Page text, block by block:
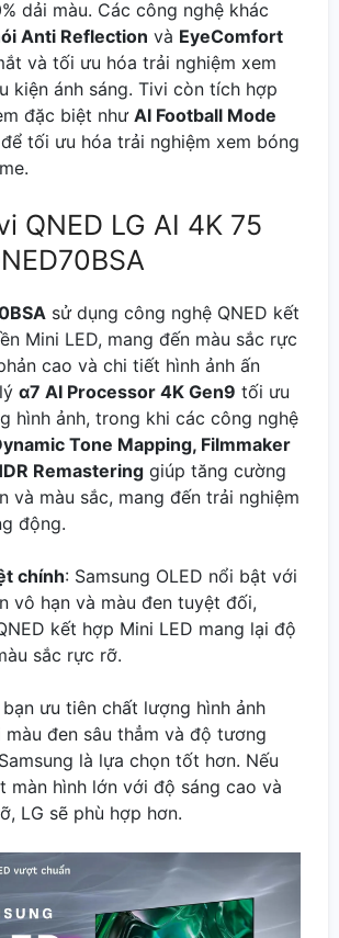
dải màu. Các công nghệ khác
Anti Reflection và EyeComfort
và tối ưu hóa trải nghiệm xem
kiện ánh sáng. Tivi còn tích hợp
đặc biệt như AI Football Mode
để tối ưu hóa trải nghiệm xem bóng
QNED LG AI 4K 75
sử dụng công nghệ QNED kết
Mini LED, mang đến màu sắc rực
cao và chi tiết hình ảnh ấn
α7 AI Processor 4K Gen9 tối ưu
hình ảnh, trong khi các công nghệ
Tone Mapping, Filmmaker
Remastering giúp tăng cường
và màu sắc, mang đến trải nghiệm
động.
chính: Samsung OLED nổi bật với
vô hạn và màu đen tuyệt đối,
kết hợp Mini LED mang lại độ
sắc rực rỡ.
bạn ưu tiên chất lượng hình ảnh
đen sâu thẳm và độ tương
là lựa chọn tốt hơn. Nếu
màn hình lớn với độ sáng cao và
LG sẽ phù hợp hơn.